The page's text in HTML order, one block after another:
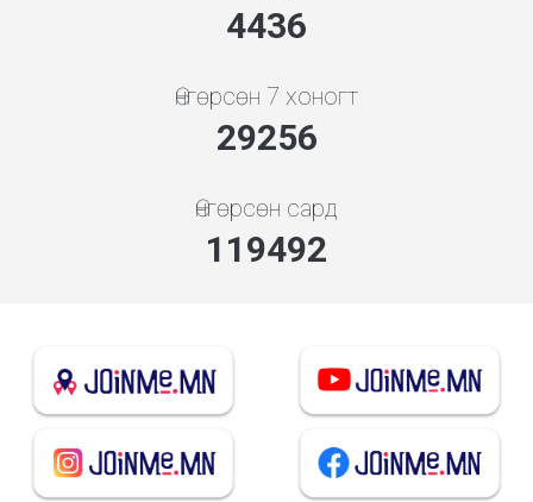
4948
Өнгөрсөн 7 хоногт
32632
Өнгөрсөн сард
133279